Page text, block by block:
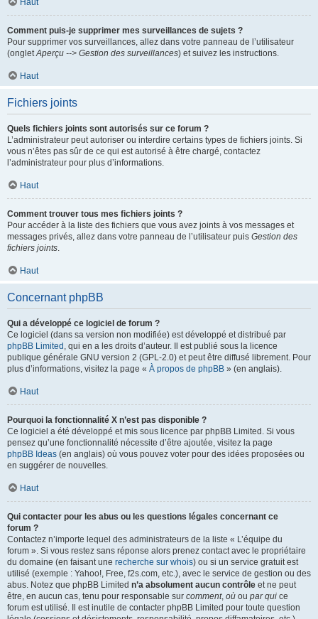
Haut
Comment puis-je supprimer mes surveillances de sujets ?
Pour supprimer vos surveillances, allez dans votre panneau de l’utilisateur
(ongletAperçu --> Gestion des surveillances) et suivez les instructions.
Haut
Fichiers joints
Quels fichiers joints sont autorisés sur ce forum ?
L’administrateur peut autoriser ou interdire certains types de fichiers joints. Si
vous n’êtes pas sûr de ce qui est autorisé à être chargé, contactez
l’administrateur pour plus d’informations.
Haut
Comment trouver tous mes fichiers joints ?
Pour accéder à la liste des fichiers que vous avez joints à vos messages et
messages privés, allez dans votre panneau de l’utilisateur puis Gestion des
fichiers joints.
Haut
Concernant phpBB
Qui a développé ce logiciel de forum ?
Ce logiciel (dans sa version non modifiée) est développé et distribué par
phpBB Limited , qui en a les droits d’auteur. Il est publié sous la licence
publique générale GNU version 2 (GPL-2.0) et peut être diffusé librement. Pour
plus d’informations, visitez la page « À propos de phpBB » (en anglais).
Haut
Pourquoi la fonctionnalité X n’est pas disponible ?
Ce logiciel a été développé et mis sous licence par phpBB Limited. Si vous
pensez qu’une fonctionnalité nécessite d’être ajoutée, visitez la page
phpBB Ideas (en anglais) où vous pouvez voter pour des idées proposées ou
en suggérer de nouvelles.
Haut
Qui contacter pour les abus ou les questions légales concernant ce
forum ?
Contactez n’importe lequel des administrateurs de la liste « L’équipe du
forum ». Si vous restez sans réponse alors prenez contact avec le propriétaire
du domaine (en faisant une recherche sur whois) ou si un service gratuit est
utilisé (exemple : Yahoo!, Free, f2s.com, etc.), avec le service de gestion ou des
abus. Notez que phpBB Limited n’a absolument aucun contrôle et ne peut
être, en aucun cas, tenu pour responsable sur comment, où ou par qui ce
forum est utilisé. Il est inutile de contacter phpBB Limited pour toute question